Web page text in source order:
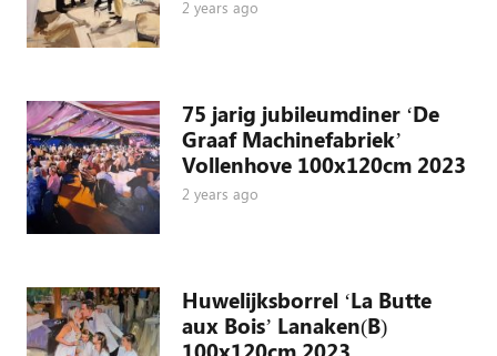
2 years ago
75 jarig jubileumdiner ‘De
Graaf Machinefabriek’
Vollenhove 100x120cm 2023
2 years ago
Huwelijksborrel ‘La Butte
aux Bois’ Lanaken(B)